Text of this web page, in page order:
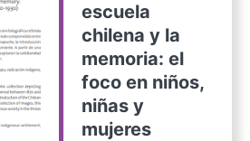
escuela
chilena y la
memoria: el
foco en niños,
niñas y
mujeres